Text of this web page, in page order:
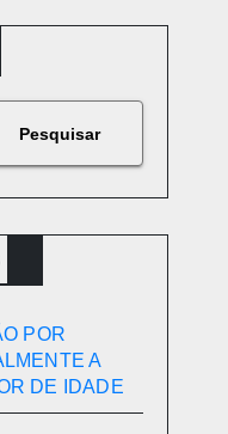
Pesquisar
POR
A
DE IDADE